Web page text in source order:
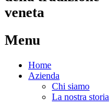
veneta
Menu
Skip
Home
Azienda
Chi siamo
La nostra storia